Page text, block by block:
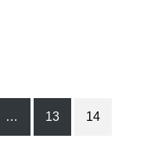
… 13 14